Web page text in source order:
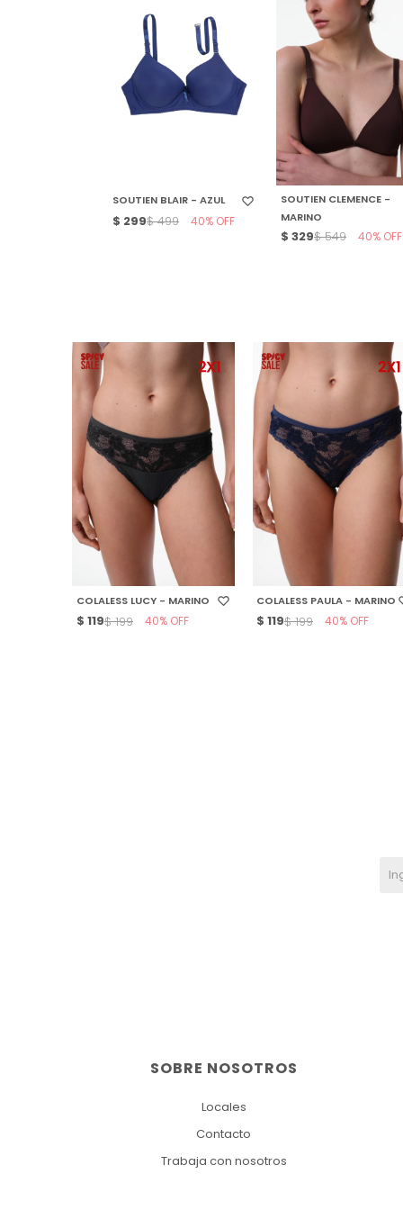
SOUTIEN BLAIR - AZUL
$ 299$ 499 40
SELECCIONAR TALLE
SOUTIEN CLEMENCE -
MARINO
$ 329$ 549 40
SELECCIONAR TALLE
COLALESS LUCY - MARINO
$ 119$ 199 40
SELECCIONAR TALLE
COLALESS PAULA - MARINO
$ 119$ 199 40
SOBRE NOSOTROS
Locales
Contacto
Trabaja con nosotros